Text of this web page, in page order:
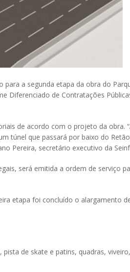
para a segunda etapa da obra do
Diferenciado de Contratações
de acordo com o projeto da obra.
túnel que passará por baixo do
Pereira, secretário executivo da
será emitida a ordem de serviço
etapa foi concluído o alargamento
de skate e patins, quadras,